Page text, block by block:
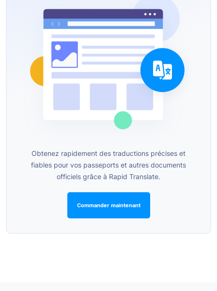
Obtenez rapidement des traductions précises et
fiables pour vos passeports et autres documents
officiels grâce à Rapid Translate.
Commander maintenant